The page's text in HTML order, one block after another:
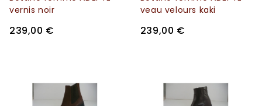
vernis noir
239,00 €
veau velours kaki
239,00 €